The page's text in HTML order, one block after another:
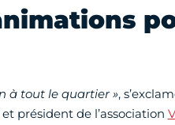
à tout le quartier »,
président de l’association